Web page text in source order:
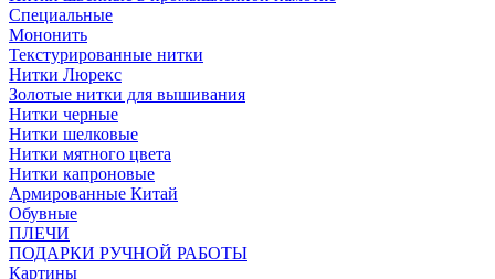
Специальные
Мононить
Текстурированные нитки
Нитки Люрекс
Золотые нитки для вышивания
Нитки черные
Нитки шелковые
Нитки мятного цвета
Нитки капроновые
Армированные Китай
Обувные
ПЛЕЧИ
ПОДАРКИ РУЧНОЙ РАБОТЫ
Картины